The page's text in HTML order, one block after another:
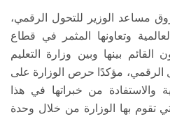
مساعد الوزير للتحول الرقمي،
وتعاونها المثمر في قطاع
القائم بينها وبين وزارة التعليم
الرقمي، مؤكدًا حرص الوزارة على
والاستفادة من خبراتها في هذا
تقوم بها الوزارة من خلال وحدة